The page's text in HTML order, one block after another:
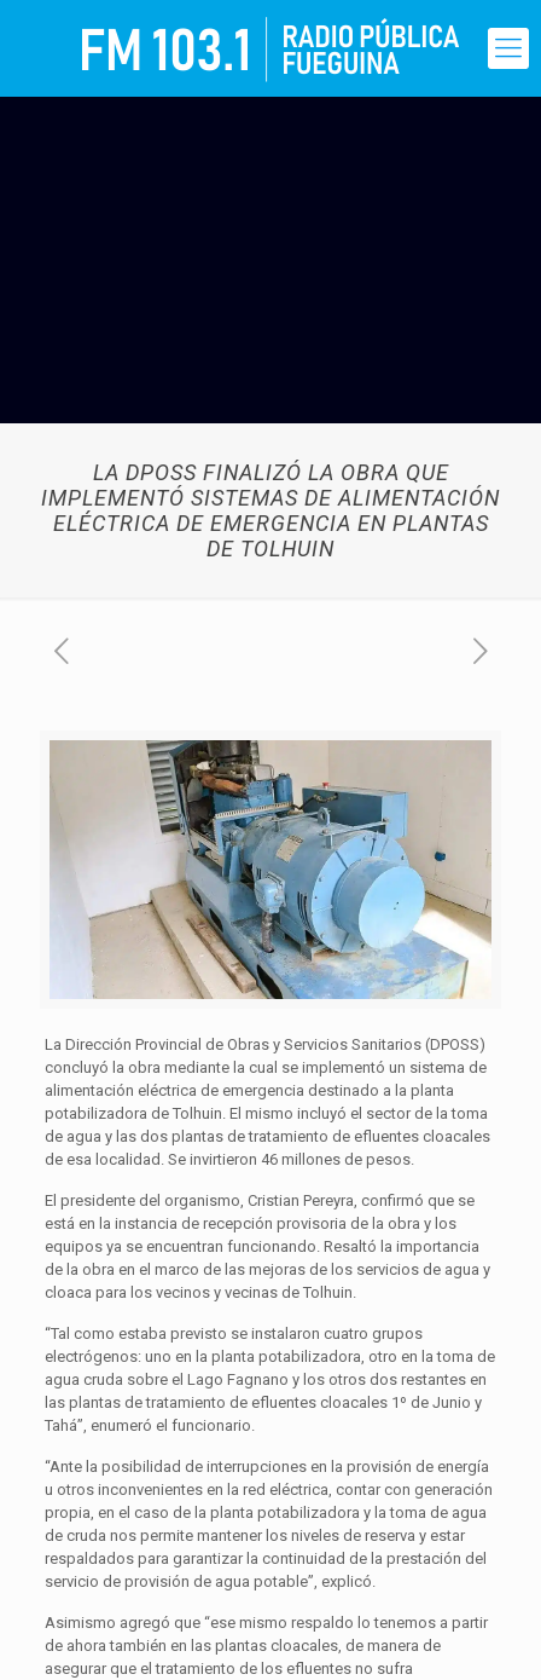
LA DPOSS FINALIZÓ LA OBRA QUE
IMPLEMENTÓ SISTEMAS DE ALIMENTACIÓN
ELÉCTRICA DE EMERGENCIA EN PLANTAS
DE TOLHUIN
La Dirección Provincial de Obras y Servicios Sanitarios (DPOSS)
concluyó la obra mediante la cual se implementó un sistema de
alimentación eléctrica de emergencia destinado a la planta
potabilizadora de Tolhuin. El mismo incluyó el sector de la toma
de agua y las dos plantas de tratamiento de efluentes cloacales
de esa localidad. Se invirtieron 46 millones de pesos.
El presidente del organismo, Cristian Pereyra, confirmó que se
está en la instancia de recepción provisoria de la obra y los
equipos ya se encuentran funcionando. Resaltó la importancia
de la obra en el marco de las mejoras de los servicios de agua y
cloaca para los vecinos y vecinas de Tolhuin.
“Tal como estaba previsto se instalaron cuatro grupos
electrógenos: uno en la planta potabilizadora, otro en la toma de
agua cruda sobre el Lago Fagnano y los otros dos restantes en
las plantas de tratamiento de efluentes cloacales 1º de Junio y
Tahá”, enumeró el funcionario.
“Ante la posibilidad de interrupciones en la provisión de energía
u otros inconvenientes en la red eléctrica, contar con generación
propia, en el caso de la planta potabilizadora y la toma de agua
de cruda nos permite mantener los niveles de reserva y estar
respaldados para garantizar la continuidad de la prestación del
servicio de provisión de agua potable”, explicó.
Asimismo agregó que “ese mismo respaldo lo tenemos a partir
de ahora también en las plantas cloacales, de manera de
asegurar que el tratamiento de los efluentes no sufra